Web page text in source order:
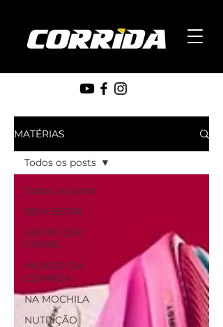
MATÉRIAS
Todos os posts
BEM-ESTAR
GENTE QUE
CORRE
MUNDO DA
CORRIDA
NA MOCHILA
NUTRIÇÃO
Todos os posts